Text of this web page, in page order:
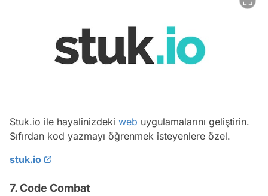
Stuk.io ile hayalinizdeki web uygulamalarını geliştirin.
Sıfırdan kod yazmayı öğrenmek isteyenlere özel.
stuk.io
7. Code Combat